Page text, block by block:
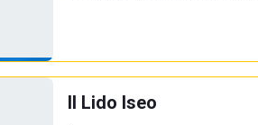
Il Lido Iseo